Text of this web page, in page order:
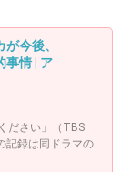
今後、
事情 | ア
ださい」（TBS
記録は同ドラマの